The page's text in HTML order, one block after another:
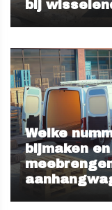
bij
Welke
bijmaken